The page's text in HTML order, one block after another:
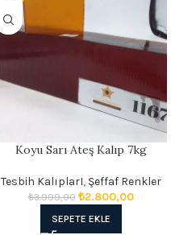
Koyu Sarı Ateş Kalıp 7kg
Tesbih KalıplarI, Şeffaf Renkler
₺3.999,00 ₺2.800,00
SEPETE EKLE